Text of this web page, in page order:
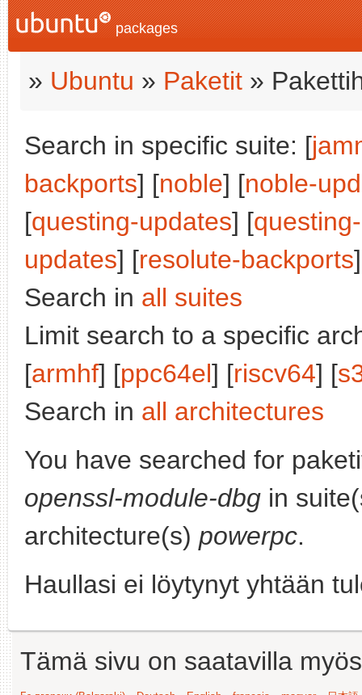
packages
» Ubuntu » Paketit »
Search in specific suite: [
backports] [noble] [noble-
[questing-updates] [
updates] [resolute-backports
Search in all suites
Limit search to a specific
[armhf] [ppc64el] [riscv64] [
Search in all architectures
You have searched for
openssl-module-dbg in
architecture(s) powerpc.
Haullasi ei löytynyt yhtään
Tämä sivu on saatavilla